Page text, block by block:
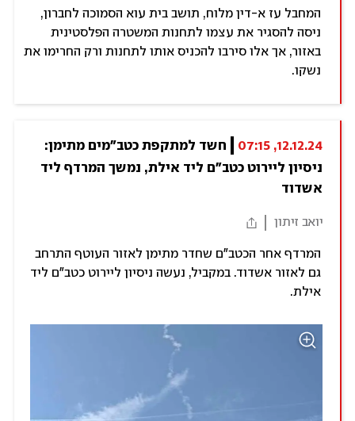
המחבל עז א-דין מלוח, תושב בית עוא הסמוכה לחברון,
ניסה להסגיר את עצמו לתחנות המשטרה הפלסטינית
באזור, אך אלו סירבו להכניס אותו לתחנות ורק החרימו את
נשקו.
12.12.24, 07:15
אשדוד
יואב זיתון
המרדף אחר הכטב"ם שחדר מתימן לאזור העוטף התרחב
גם לאזור אשדוד. במקביל, נעשה ניסיון ליירוט כטב"ם ליד
אילת.